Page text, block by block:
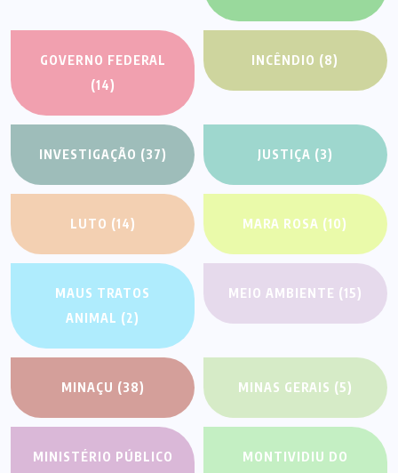
GOVERNO FEDERAL
(14)
INCÊNDIO (8)
INVESTIGAÇÃO (37) JUSTIÇA (3)
LUTO (14) MARA ROSA (10)
MAUS TRATOS
ANIMAL (2)
MEIO AMBIENTE (15)
MINAÇU (38) MINAS GERAIS (5)
MINISTÉRIO PÚBLICO
MONTIVIDIU DO